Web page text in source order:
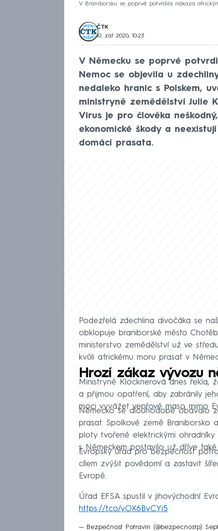
V Braniborsku se poprvé potvrdila nákaza
ČTK
10. zář 2020, 10:23
V Německu se poprvé
Nemoc se objevila u
nedaleko hranic s Polskem,
ministryně zemědělství Julie
Virus je pro člověka
ekonomické škody a
domácí prasata.
Podezřelá zdechlina divočáka se
obklopuje braniborské město
ministerstvo zemědělství už ve
kvůli africkému moru prasat v
Hrozí zákaz vývozu
Ministryně Klöcknerová dnes řekla,
a přijmou opatření, aby zabránily
moci vyvážet vepřové maso mimo
Německo se dlouhodobě obávalo
prasat. Spolkové země Braniborsko
ploty tvořené elektrickými
s Německem postavilo už dříve také
Evropský úřad pro bezpečnost
cílem zvýšit povědomí a zastavit
Evropě.
Úřad EFSA spustil v jihovýchodní
https://t.co/yOX6BvCYi5
— Bezpečnost Potravin (@bezpecnostp)